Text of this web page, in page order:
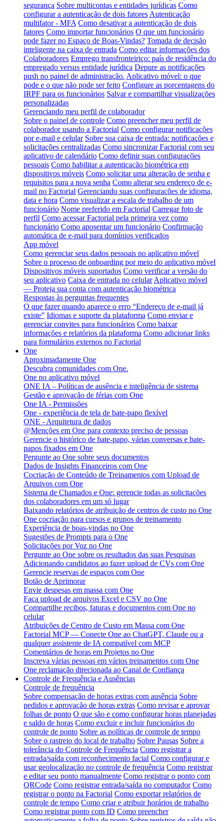
segurança Sobre multicontas e entidades jurídicas Como
configurar a autenticação de dois fatores Autenticação
multifator - MFA Como desativar a autenticação de dois
fatores Como importar funcionários O que um funcionário
pode fazer no Espaço de Boas-Vindas? Tomada de decisão
inteligente na caixa de entrada Como editar informações dos
Colaboradores Emprego transfronteiriço: país de residência do
empregado versus entidade jurídica Depure as notificações
push no painel de administração. Aplicativo móvel: o que
pode e o que não pode ser feito Configure as porcentagens do
IRPF para os funcionários Salvar e compartilhar visualizações
personalizadas
Gerenciando meu perfil de colaborador
Sobre o painel de controle Como preencher meu perfil de
colaborador usando a Factorial Como configurar notificações
por e-mail e celular Sobre sua caixa de entrada: notificações e
solicitações centralizadas Como sincronizar Factorial com seu
aplicativo de calendário Como definir suas configurações
pessoais Como habilitar a autenticação biométrica em
dispositivos móveis Como solicitar uma alteração de senha e
requisitos para a nova senha Como alterar seu endereço de e-
mail no Factorial Gerenciando suas configurações de idioma,
data e hora Como visualizar a escala de trabalho de um
funcionário Nome preferido em Factorial Carregar foto de
perfil Como acessar Factorial pela primeira vez como
funcionário Como aposentar um funcionário Confirmação
automática de e-mail para domínios verificados
App móvel
Como gerenciar seus dados pessoais no aplicativo móvel
Sobre o processo de onboarding por meio do aplicativo móvel
Dispositivos móveis suportados Como verificar a versão do
seu aplicativo Caixa de entrada no celular Aplicativo móvel
— Proteja sua conta com autenticação biométrica
Respostas às perguntas frequentes
O que fazer quando aparece o erro “Endereço de e-mail já
existe” Idiomas e suporte da plataforma Como enviar e
gerenciar convites para funcionários Como baixar
informações e relatórios da plataforma Como adicionar links
para formulários externos no Factorial
One
Aproximadamente One
Descubra comunidades com One.
One no aplicativo móvel
ONE IA – Políticas de ausência e inteligência de sistema
Gestão e aprovação de férias com One
One IA - Permissões
One - experiência de tela de bate-papo flexível
ONE - Arquitetura de dados
@Menções em One para contexto preciso de pessoas
Gerencie o histórico de bate-papo, várias conversas e bate-
papos fixados em One
Pergunte ao One sobre seus documentos
Dados de Insights Financeiros com One
Cocriação de Conteúdo de Treinamentos com Upload de
Arquivos com One
Sistema de Chamados e One: gerencie todas as solicitações
dos colaboradores em um só lugar
Baixando relatórios de atribuição de centros de custo no One
One cocriação para cursos e grupos de treinamento
Experiência de boas-vindas no One
Sugestões de Prompts para o One
Solicitações por Voz no One
Pergunte ao One sobre os resultados das suas Pesquisas
Adicionando candidatos ao fazer upload de CVs com One
Gerencie reservas de espaços com One
Botão de Aprimorar
Envie despesas em massa com One
Faça upload de arquivos Excel e CSV no One
Compartilhe recibos, faturas e documentos com One no
celular
Atribuições de Centro de Custo em Massa com One
Factorial MCP — Conecte One ao ChatGPT, Claude ou a
qualquer assistente de IA compatível com MCP
Comentários de horas em Projetos no One
Inscreva várias pessoas em vários treinamentos com One
One reclamação direcionada ao Canal de Confiança
Controle de Frequência e Ausências
Controle de frequência
Sobre compensação de horas extras com ausência Sobre
pedidos e aprovação de horas extras Como revisar e aprovar
folhas de ponto O que são e como configurar horas planejadas
e saldo de horas Como excluir e incluir funcionários do
controle de ponto Sobre as políticas de controle de tempo
Sobre o rastreio do local de trabalho Sobre Pausas Sobre a
tolerância do Controle de Frequência Como registrar a
entrada/saída com reconhecimento facial Como configurar e
usar geolocalização no controle de frequência Como registrar
e editar seu ponto manualmente Como registrar o ponto com
QRCode Como registrar entrada/saída no computador Como
registrar o ponto na Factorial Como exportar relatórios de
controle de tempo Como criar e atribuir horários de trabalho
Como registrar ponto com ID Como preencher